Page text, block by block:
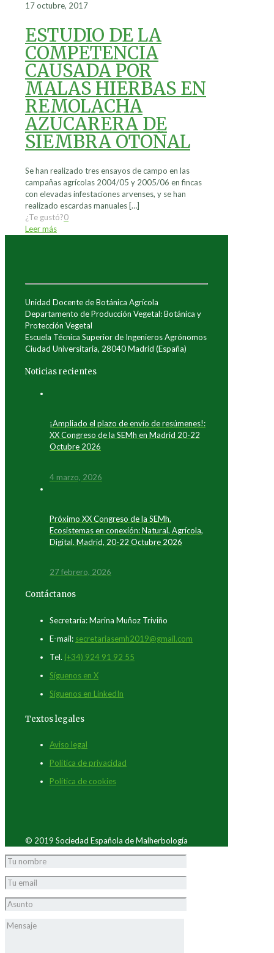
17 octubre, 2017
ESTUDIO DE LA
COMPETENCIA
CAUSADA POR
MALAS HIERBAS EN
REMOLACHA
AZUCARERA DE
SIEMBRA OTOÑAL
Se han realizado tres ensayos de campo en las
campañas agrícolas 2004/05 y 2005/06 en fincas
con elevadas infestaciones arvenses, y se han
realizado escardas manuales […]
¿Te gustó?0
Leer más
Unidad Docente de Botánica Agrícola
Departamento de Producción Vegetal: Botánica y
Protección Vegetal
Escuela Técnica Superior de Ingenieros Agrónomos
Ciudad Universitaria, 28040 Madrid (España)
Noticias recientes
¡Ampliado el plazo de envío de resúmenes!:
XX Congreso de la SEMh en Madrid 20-22
Octubre 2026
4 marzo, 2026
Próximo XX Congreso de la SEMh.
Ecosistemas en conexión: Natural, Agrícola,
Digital. Madrid, 20-22 Octubre 2026
27 febrero, 2026
Contáctanos
Secretaría: Marina Muñoz Triviño
E-mail: secretariasemh2019@gmail.com
Tel. (+34) 924 91 92 55
Síguenos en X
Síguenos en LinkedIn
Textos legales
Aviso legal
Política de privacidad
Política de cookies
© 2019 Sociedad Española de Malherbología